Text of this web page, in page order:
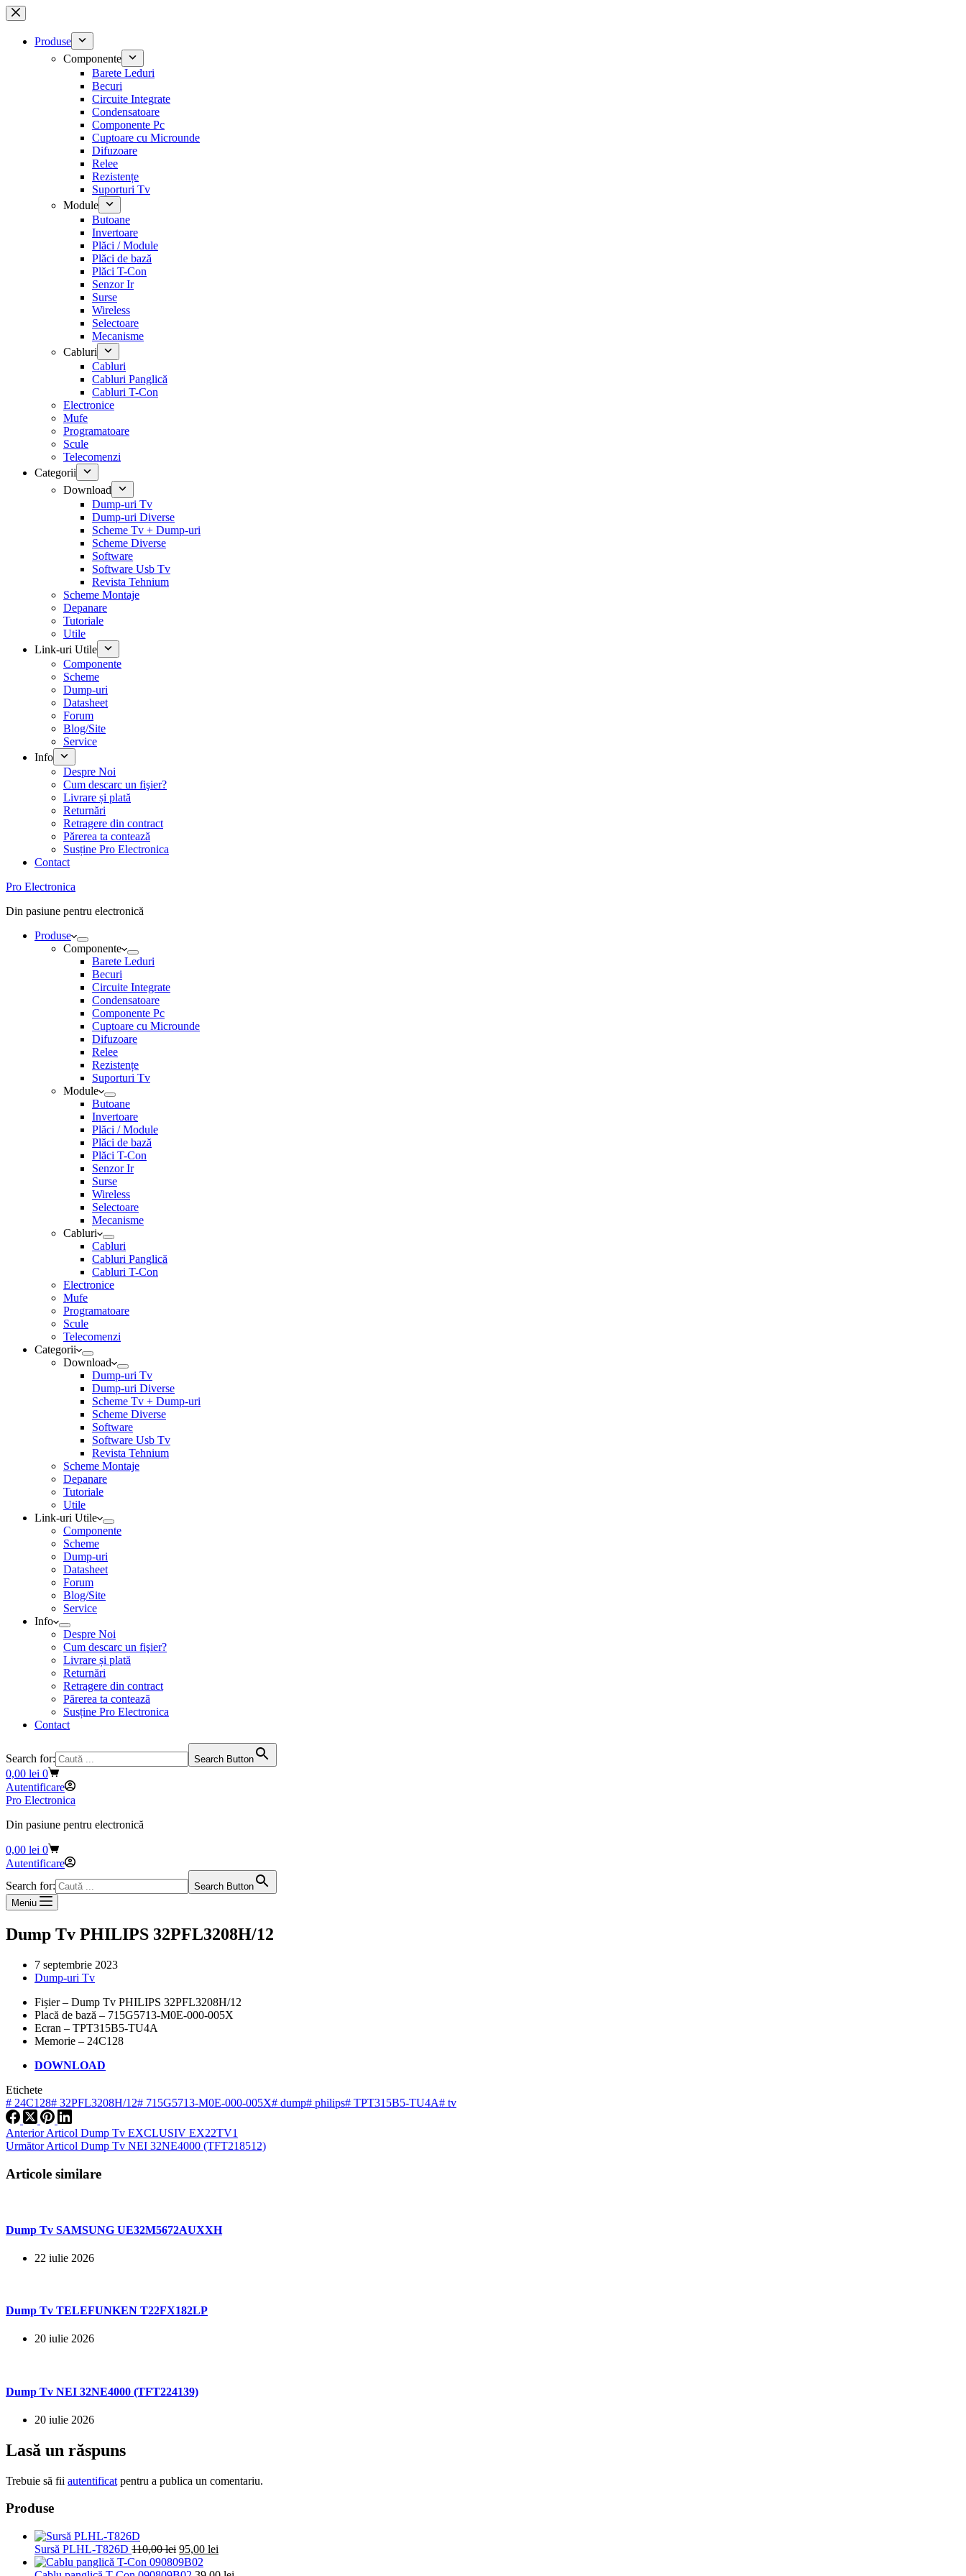
Sari
la
conținutProduse
Componente
Barete Leduri
Becuri
Circuite Integrate
Condensatoare
Componente Pc
Cuptoare cu Microunde
Difuzoare
Relee
Rezistențe
Suporturi Tv
Module
Butoane
Invertoare
Plăci / Module
Plăci de bază
Plăci T-Con
Senzor Ir
Surse
Wireless
Selectoare
Mecanisme
Cabluri
Cabluri
Cabluri Panglică
Cabluri T-Con
Electronice
Mufe
Programatoare
Scule
Telecomenzi
Categorii
Download
Dump-uri Tv
Dump-uri Diverse
Scheme Tv + Dump-uri
Scheme Diverse
Software
Software Usb Tv
Revista Tehnium
Scheme Montaje
Depanare
Tutoriale
Utile
Link-uri Utile
Componente
Scheme
Dump-uri
Datasheet
Forum
Blog/Site
Service
Info
Despre Noi
Cum descarc un fişier?
Livrare și plată
Returnări
Retragere din contract
Părerea ta contează
Susține Pro Electronica
Contact
Pro Electronica
Din pasiune pentru electronică
Produse
Componente
Barete Leduri
Becuri
Circuite Integrate
Condensatoare
Componente Pc
Cuptoare cu Microunde
Difuzoare
Relee
Rezistențe
Suporturi Tv
Module
Butoane
Invertoare
Plăci / Module
Plăci de bază
Plăci T-Con
Senzor Ir
Surse
Wireless
Selectoare
Mecanisme
Cabluri
Cabluri
Cabluri Panglică
Cabluri T-Con
Electronice
Mufe
Programatoare
Scule
Telecomenzi
Categorii
Download
Dump-uri Tv
Dump-uri Diverse
Scheme Tv + Dump-uri
Scheme Diverse
Software
Software Usb Tv
Revista Tehnium
Scheme Montaje
Depanare
Tutoriale
Utile
Link-uri Utile
Componente
Scheme
Dump-uri
Datasheet
Forum
Blog/Site
Service
Info
Despre Noi
Cum descarc un fişier?
Livrare și plată
Returnări
Retragere din contract
Părerea ta contează
Susține Pro Electronica
Contact
Search for: Search Button
Coș
de
cumpărături
0,00 lei 0
Autentificare
Pro Electronica
Din pasiune pentru electronică
Coș
de
0,00 lei 0
Autentificare
Search for:
Search Button
Meniu
Dump Tv PHILIPS 32PFL3208H/12
7 septembrie 2023
Dump-uri Tv
Fișier – Dump Tv PHILIPS 32PFL3208H/12
Placă de bază – 715G5713-M0E-000-005X
Ecran – TPT315B5-TU4A
Memorie – 24C128
DOWNLOAD
Etichete
# 24C128# 32PFL3208H/12# 715G5713-M0E-000-005X# dump# philips# TPT315B5-TU4A# tv
AnteriorArticol Dump Tv EXCLUSIV EX22TV1
UrmătorArticol Dump Tv NEI 32NE4000 (TFT218512)
Articole similare
Dump Tv SAMSUNG UE32M5672AUXXH
22 iulie 2026
Dump Tv TELEFUNKEN T22FX182LP
20 iulie 2026
Dump Tv NEI 32NE4000 (TFT224139)
20 iulie 2026
Lasă un răspuns
Trebuie să fii autentificat pentru a publica un comentariu.
Produse
Sursă PLHL-T826D 110,00lei Prețul
inițial
95,00 lei